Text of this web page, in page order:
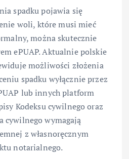
spadku pojawia się
woli, które musi mieć
można skutecznie
ePUAP. Aktualnie polskie
możliwości złożenia
spadku wyłącznie przez
lub innych platform
Kodeksu cywilnego oraz
cywilnego wymagają
z własnoręcznym
notarialnego.